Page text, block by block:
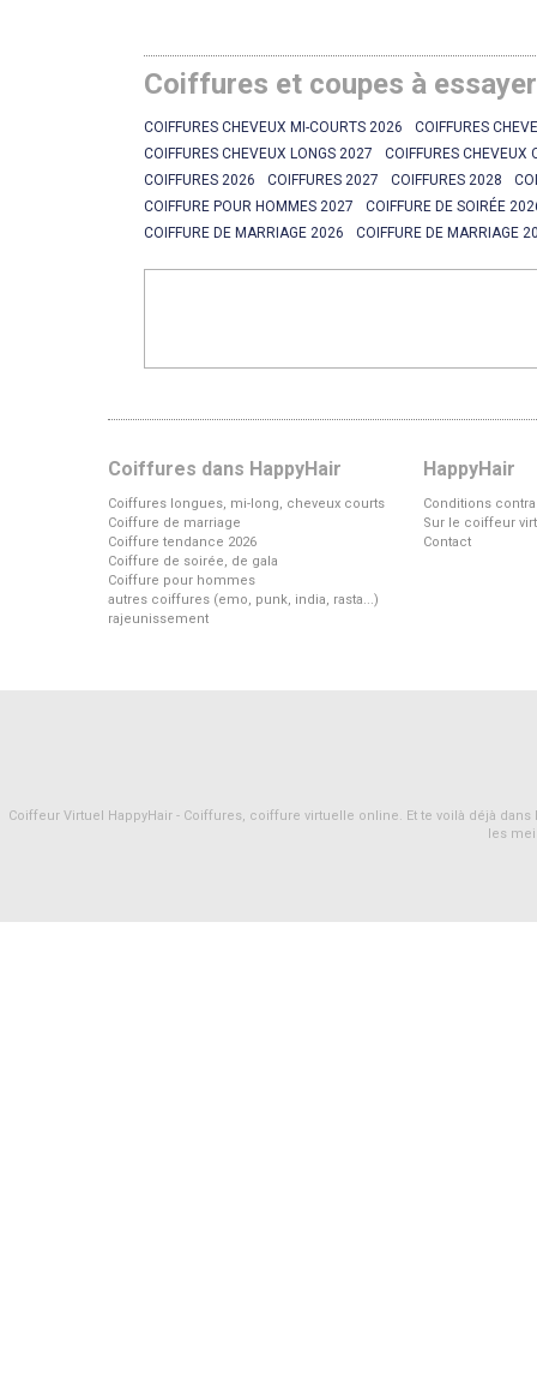
Coiffures et coupes à
COIFFURES CHEVEUX MI-COURTS 2026
COIFFURES
COIFFURES CHEVEUX LONGS 2027
COIFFURES CHEVEUX
COIFFURES 2026
COIFFURES 2027 COIFFURES 2028
COIFFURE POUR HOMMES 2027
COIFFURE DE SOIRÉE
COIFFURE DE MARRIAGE 2026
COIFFURE DE MARRIAGE
Coiffures dans HappyHair
Coiffures longues, mi-long, cheveux courts
Coiffure de marriage
Coiffure tendance 2026
Coiffure de soirée, de gala
Coiffure pour hommes
autres coiffures (emo, punk, india, rasta...)
rajeunissement
HappyHair
Conditions
Sur le coiffeur
Contact
Coiffeur Virtuel HappyHair - Coiffures, coiffure virtuelle online. Et te voilà déjà
les